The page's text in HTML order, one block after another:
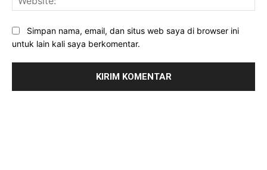
Simpan nama, email, dan situs web saya di browser ini
untuk lain kali saya berkomentar.